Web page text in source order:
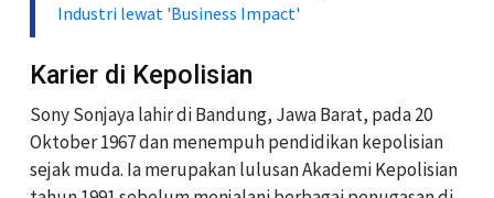
Industri lewat 'Business Impact'
Karier di Kepolisian
Sony Sonjaya lahir di Bandung, Jawa Barat, pada 20
Oktober 1967 dan menempuh pendidikan kepolisian
sejak muda. Ia merupakan lulusan Akademi Kepolisian